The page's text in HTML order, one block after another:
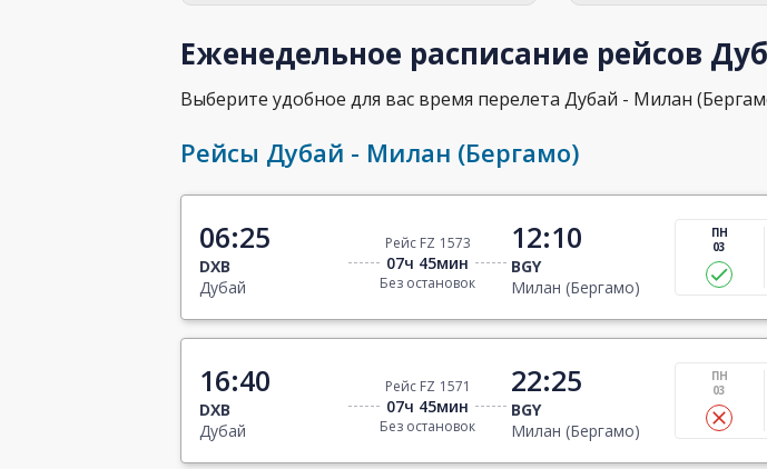
Еженедельное расписание рейсов
Выберите удобное для вас время перелета Дубай - Милан
Рейсы Дубай - Милан (Бергамо)
06:25
DXB
Дубай
Рейс FZ 1573
07ч 45мин
Без остановок
12:10
BGY
Милан (Бергамо)
ПН
03
16:40
DXB
Дубай
Рейс FZ 1571
07ч 45мин
Без остановок
22:25
BGY
Милан (Бергамо)
ПН
03